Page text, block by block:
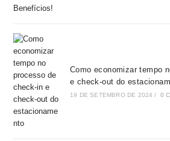
Como economizar tempo
e check-out do
19 DE SETEMBRO DE 2024 / 0